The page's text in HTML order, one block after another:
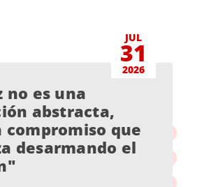
JUL
31
2026
no es una
abstracta,
compromiso que
desarmando el